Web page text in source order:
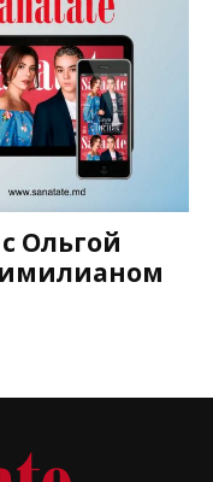
Ольгой